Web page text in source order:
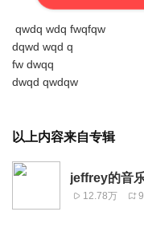
qwdq wdq fwqfqw
dqwd wqd q
fw dwqq
dwqd qwdqw
以上内容来自专辑
jeffrey的音
12.78万